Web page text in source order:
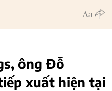
ông Đỗ
xuất hiện tại